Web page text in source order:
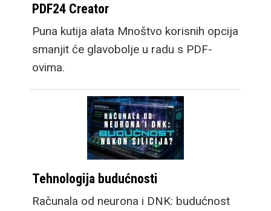
PDF24 Creator
Puna kutija alata Mnoštvo korisnih opcija
smanjit će glavobolje u radu s PDF-
ovima.
Tehnologija budućnosti
Računala od neurona i DNK: budućnost